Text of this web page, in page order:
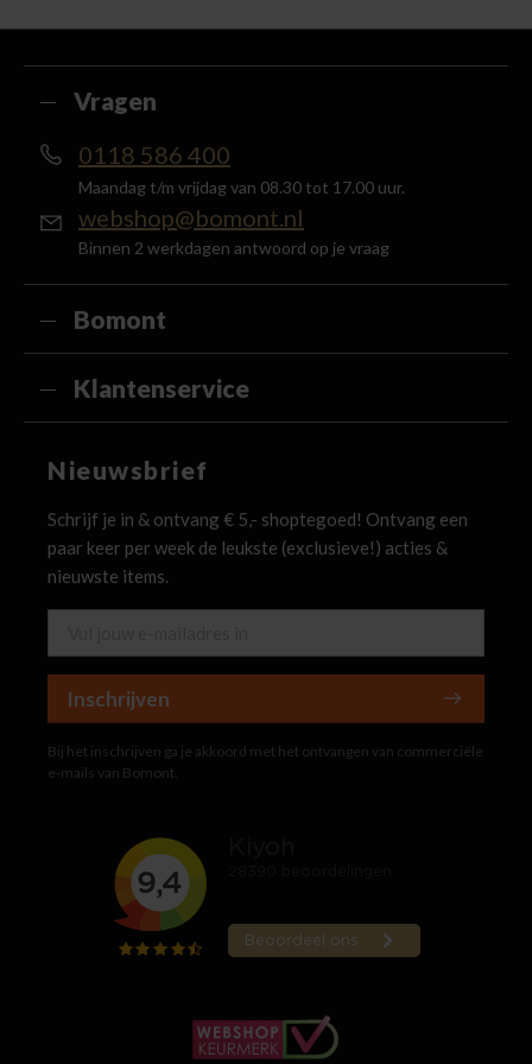
Vragen
0118 586 400
Maandag t/m vrijdag van 08.30 tot 17.00 uur.
webshop@bomont.nl
Binnen 2 werkdagen antwoord op je vraag
Bomont
Klantenservice
Nieuwsbrief
Schrijf je in & ontvang € 5,- shoptegoed! Ontvang een
paar keer per week de leukste (exclusieve!) acties &
nieuwste items.
Inschrijven
Bij het inschrijven ga je akkoord met het ontvangen van commerciële
e-mails van Bomont.